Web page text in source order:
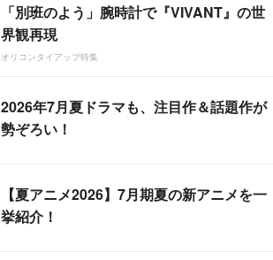
「別班のよう」腕時計で『VIVANT』の世
界観再現
オリコンタイアップ特集
2026年7月夏ドラマも、注目作＆話題作が
勢ぞろい！
【夏アニメ2026】7月期夏の新アニメを一
挙紹介！